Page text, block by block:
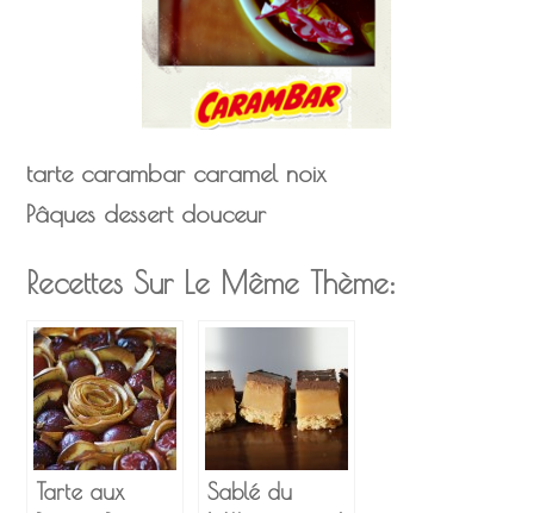
tarte carambar caramel noix
Pâques dessert douceur
Recettes Sur Le Même Thème:
Tarte aux
Sablé du